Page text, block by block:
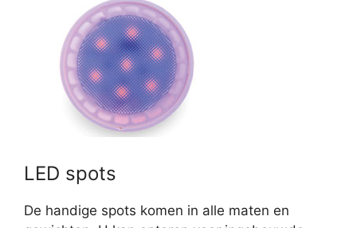
LED spots
De handige spots komen in alle maten en